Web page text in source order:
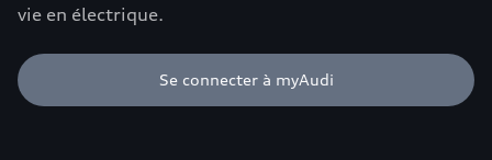
vie en électrique.
Se connecter à myAudi